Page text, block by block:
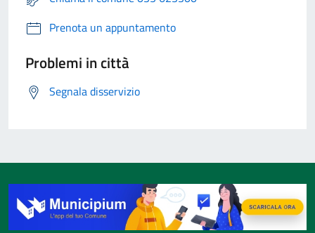
Prenota un appuntamento
Problemi in città
Segnala disservizio